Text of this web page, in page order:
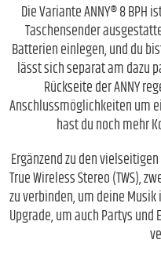
Die Variante ANNY® 8
Taschensender
Batterien einlegen, und du
lässt sich separat am dazu
Rückseite der ANNY
Anschlussmöglichkeiten um
hast du noch mehr
Ergänzend zu den
True Wireless Stereo (TWS),
zu verbinden, um deine
Upgrade, um auch Partys